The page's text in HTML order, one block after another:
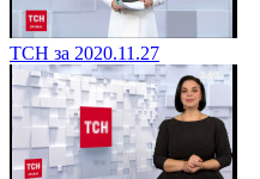
ТСН за 2020.11.27